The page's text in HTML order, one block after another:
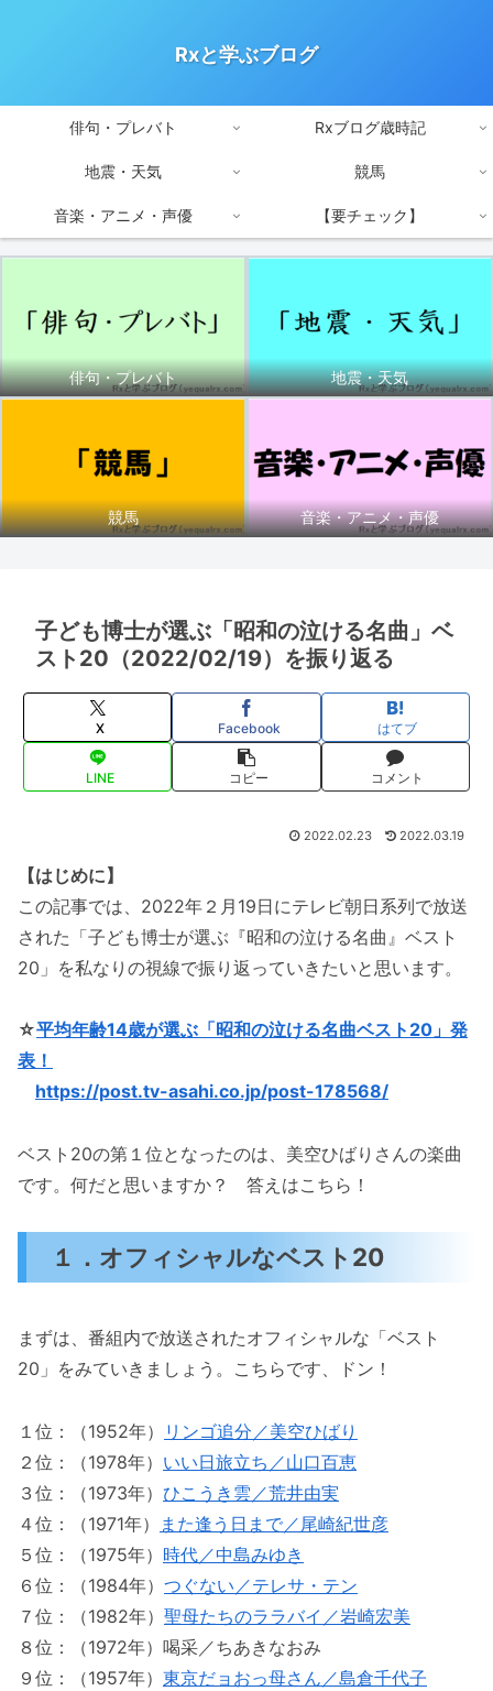
Rxと学ぶブログ
俳句・プレバト Rxブログ歳時記
地震・天気 競馬
音楽・アニメ・声優 【要チェック】
俳句・プレバト 地震・天気
競馬 音楽・アニメ・声優
子ども博士が選ぶ「昭和の泣ける名曲」ベ
スト20（2022/02/19）を振り返る
X Facebook はてブ
LINE コピー コメント
2022.02.23 2022.03.19
【はじめに】
この記事では、2022年２月19日にテレビ朝日系列で放送
された「子ども博士が選ぶ『昭和の泣ける名曲』ベスト
20」を私なりの視線で振り返っていきたいと思います。
☆平均年齢14歳が選ぶ「昭和の泣ける名曲ベスト20」発
表！
https://post.tv-asahi.co.jp/post-178568/
ベスト20の第１位となったのは、美空ひばりさんの楽曲
です。何だと思いますか？ 答えはこちら！
１．オフィシャルなベスト20
まずは、番組内で放送されたオフィシャルな「ベスト
20」をみていきましょう。こちらです、ドン！
１位：（1952年）
リンゴ追分／美空ひばり
２位：（1978年） いい日旅立ち／山口百恵
３位：（1973年） ひこうき雲／荒井由実
４位：（1971年）
また逢う日まで／尾崎紀世彦
５位：（1975年） 時代／中島みゆき
６位：（1984年） つぐない／テレサ・テン
７位：（1982年） 聖母たちのララバイ／岩崎宏美
８位：（1972年）喝采／ちあきなおみ
９位：（1957年） 東京だョおっ母さん／島倉千代子